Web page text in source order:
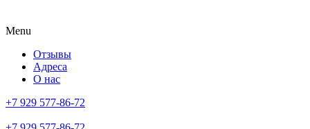
Menu
Отзывы
Адреса
О нас
+7 929 577-86-72